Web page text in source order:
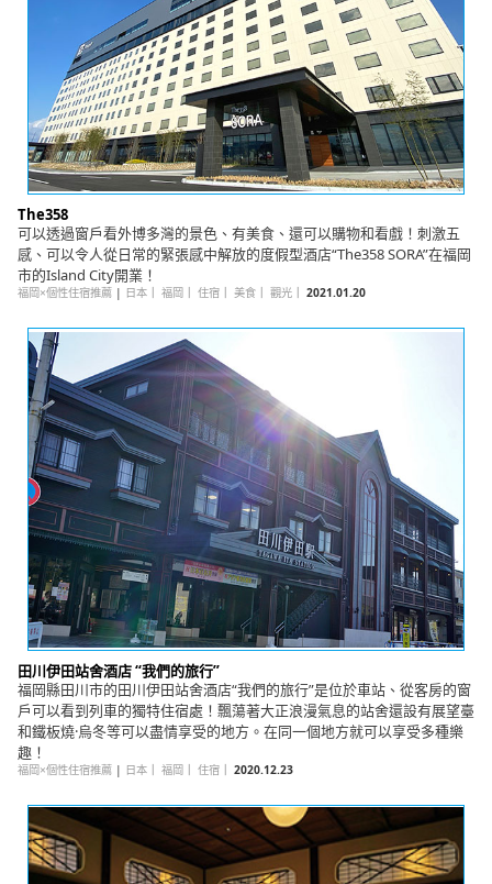
The358
可以透過窗戶看外博多灣的景色、有美食、還可以購物和看戲！刺激五
感、可以令人從日常的緊張感中解放的度假型酒店“The358 SORA”在福岡
市的Island City開業！
福岡×個性住宿推薦| 日本｜ 福岡 住宿｜ 美食｜ 觀光｜ 2021.01.20
田川伊田站舍酒店 “我們的旅行”
福岡縣田川市的田川伊田站舍酒店“我們的旅行”是位於車站、從客房的窗
戶可以看到列車的獨特住宿處！飄蕩著大正浪漫氣息的站舍還設有展望臺
和鐵板燒·烏冬等可以盡情享受的地方。在同一個地方就可以享受多種樂
趣！
福岡×個性住宿推薦| 日本｜ 福岡｜ 住宿｜ 2020.12.23